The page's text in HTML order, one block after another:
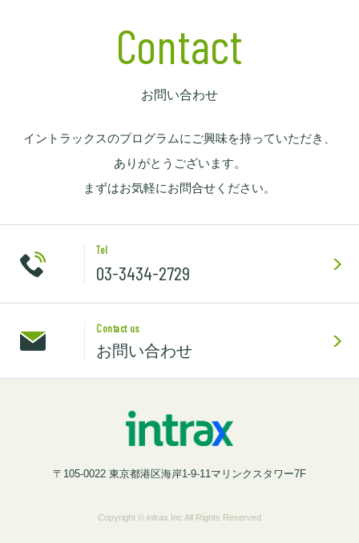
Contact
お問い合わせ
イントラックスのプログラムにご興味を持っていただき、
ありがとうございます。
まずはお気軽にお問合せください。
Tel
03-3434-2729
Contact us
お問い合わせ
〒105-0022 東京都港区海岸1-9-11マリンクスタワー7F
Copyright © intrax Inc All Rights Reserved